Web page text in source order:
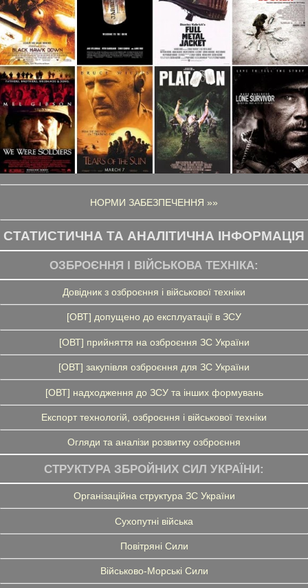
НОРМИ ЗАБЕЗПЕЧЕННЯ »»
СТАТИСТИЧНА ТА АНАЛІТИЧНА ІНФОРМАЦІЯ
ОЗБРОЄННЯ І ВІЙСЬКОВА ТЕХНІКА:
Довідник з озброєння і військової техніки
[ОВТ] допущено до експлуатації в ЗСУ
[ОВТ] прийняття на озброєння ЗС України
[ОВТ] закупівля озброєння для ЗС України
[ОВТ] надходження до ЗСУ та інших формувань
Експорт технологій, озброєння і військової техніки
Огляди та аналізи розвитку озброєння
СТРУКТУРА ЗБРОЙНИХ СИЛ УКРАЇНИ:
Організаційна структура ЗС України
Сухопутні війська
Повітряні Сили
Військово-Морські Сили